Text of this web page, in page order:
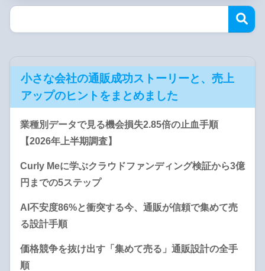
小さな会社の通販成功ストーリーと、売上
アップのヒントをまとめました
業種別データで見る機会損失2.85倍の止血手順
【2026年上半期調査】
Curly Meに学ぶクラウドファンディング検証から3億
円までの5ステップ
AI不安度86%と衝突する今、通販が信頼で集めて売
る設計手順
価格競争を抜け出す「集めて売る」通販設計の全手
順